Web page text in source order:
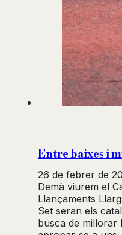
Entre baixes i
26 de febrer de
Demà viurem el
Llançaments
Set seran els
busca de millorar